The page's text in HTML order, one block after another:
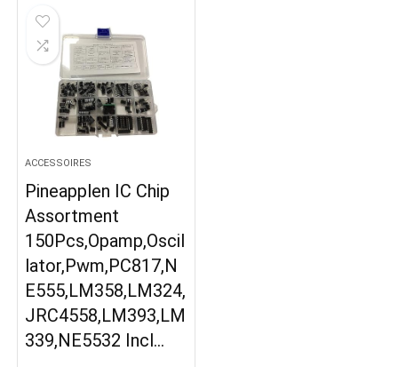
ACCESSOIRES
Pineapplen IC Chip
Assortment
150Pcs,Opamp,Oscil
lator,Pwm,PC817,N
E555,LM358,LM324,
JRC4558,LM393,LM
339,NE5532 Incl…